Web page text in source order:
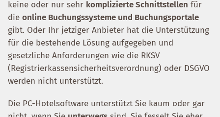
keine oder nur sehr komplizierte Schnittstellen für
die online Buchungssysteme und Buchungsportale
gibt. Oder Ihr jetziger Anbieter hat die Unterstützung
für die bestehende Lösung aufgegeben und
gesetzliche Anforderungen wie die RKSV
(Registrierkassensicherheitsverordnung) oder DSGVO
werden nicht unterstützt.
Die PC-Hotelsoftware unterstützt Sie kaum oder gar